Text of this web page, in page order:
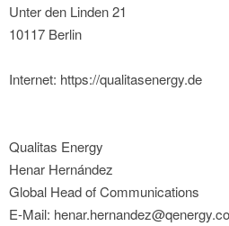
Unter den Linden 21
10117 Berlin
Internet: https://qualitasenergy.de
Qualitas Energy
Henar Hernández
Global Head of Communications
E-Mail: